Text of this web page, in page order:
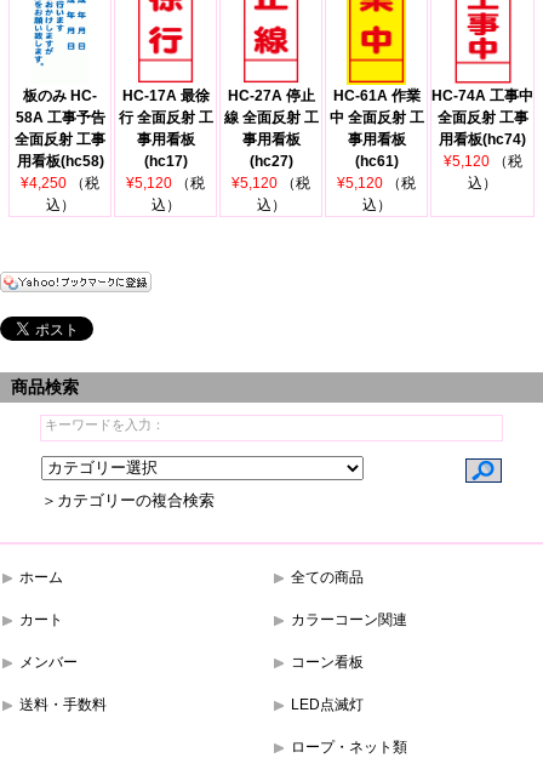
板のみ HC-
58A 工事予告
全面反射 工事
用看板(hc58)
¥4,250
（税
込）
HC-17A 最徐
行 全面反射 工
事用看板
(hc17)
¥5,120
（税
込）
HC-27A 停止
線 全面反射 工
事用看板
(hc27)
¥5,120
（税
込）
HC-61A 作業
中 全面反射 工
事用看板
(hc61)
¥5,120
（税
込）
HC-74A 工事中
全面反射 工事
用看板(hc74)
¥5,120
（税
込）
商品検索
＞カテゴリーの複合検索
ホーム
カート
メンバー
送料・手数料
全ての商品
カラーコーン関連
コーン看板
LED点滅灯
ロープ・ネット類